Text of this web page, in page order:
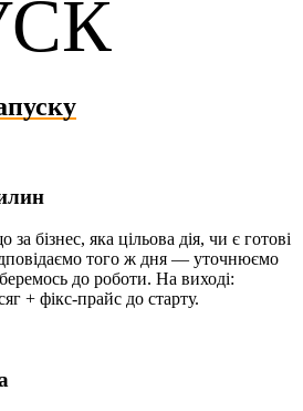
бізнес, яка цільова дія, чи є готові
того ж дня — уточнюємо
беремось до роботи. На виході:
+ фікс-прайс до старту.